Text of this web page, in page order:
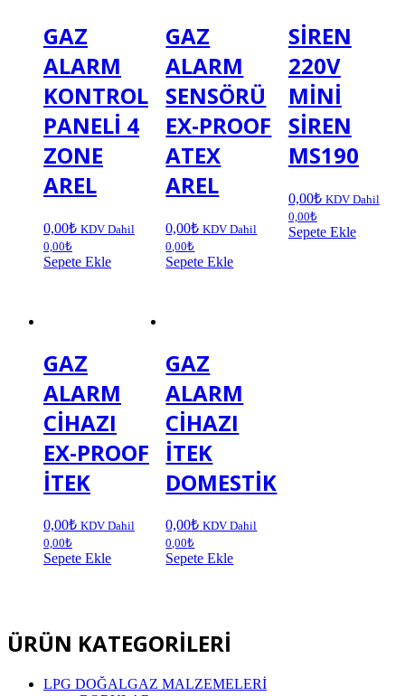
GAZ
ALARM
KONTROL
PANELİ 4
ZONE
AREL
0,00₺ KDV Dahil
0,00₺
Sepete Ekle
GAZ
ALARM
SENSÖRÜ
EX-PROOF
ATEX
AREL
0,00₺ KDV Dahil
0,00₺
Sepete Ekle
SİREN
220V
MİNİ
SİREN
MS190
0,00₺ KDV Dahil
0,00₺
Sepete Ekle
GAZ
ALARM
CİHAZI
EX-PROOF
İTEK
0,00₺ KDV Dahil
0,00₺
Sepete Ekle
GAZ
ALARM
CİHAZI
İTEK
DOMESTİK
0,00₺ KDV Dahil
0,00₺
Sepete Ekle
ÜRÜN KATEGORİLERİ
LPG DOĞALGAZ MALZEMELERİ